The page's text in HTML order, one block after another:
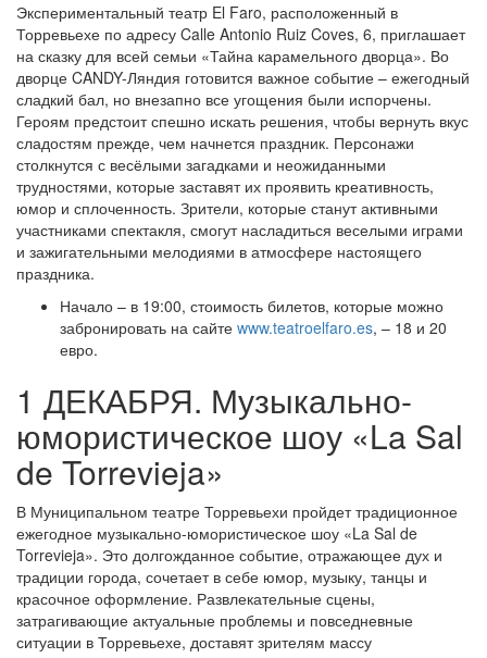
Экспериментальный театр El Faro, расположенный в
Торревьехе по адресу Calle Antonio Ruiz Coves, 6, приглашает
на сказку для всей семьи «Тайна карамельного дворца». Во
дворце CANDY-Ляндия готовится важное событие – ежегодный
сладкий бал, но внезапно все угощения были испорчены.
Героям предстоит спешно искать решения, чтобы вернуть вкус
сладостям прежде, чем начнется праздник. Персонажи
столкнутся с весёлыми загадками и неожиданными
трудностями, которые заставят их проявить креативность,
юмор и сплоченность. Зрители, которые станут активными
участниками спектакля, смогут насладиться веселыми играми
и зажигательными мелодиями в атмосфере настоящего
праздника.
Начало – в 19:00, стоимость билетов, которые можно
забронировать на сайте www.teatroelfaro.es, – 18 и 20
евро.
1 ДЕКАБРЯ. Музыкально-
юмористическое шоу «La Sal
de Torrevieja»
В Муниципальном театре Торревьехи пройдет традиционное
ежегодное музыкально-юмористическое шоу «La Sal de
Torrevieja». Это долгожданное событие, отражающее дух и
традиции города, сочетает в себе юмор, музыку, танцы и
красочное оформление. Развлекательные сцены,
затрагивающие актуальные проблемы и повседневные
ситуации в Торревьехе, доставят зрителям массу